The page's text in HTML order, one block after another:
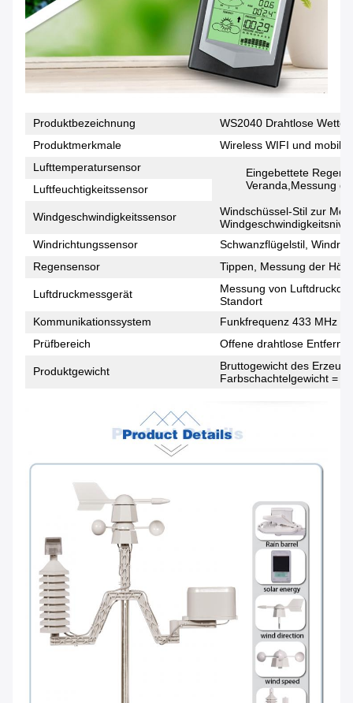
Produktbezeichnung
WS2040 Drahtlose
Produktmerkmale
Wireless WIFI und mobile
Lufttemperatursensor
Eingebettete
Veranda,Messung
Luftfeuchtigkeitssensor
Windgeschwindigkeitssensor
Windschüssel-Stil zur
Windrichtungssensor
Schwanzflügelstil,
Regensensor
Tippen, Messung der
Luftdruckmessgerät
Messung von
Standort
Kommunikationssystem
Funkfrequenz 433 MHz
Prüfbereich
Offene drahtlose
Produktgewicht
Bruttogewicht des
Farbschachtelgewicht =